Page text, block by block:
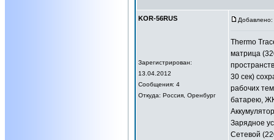
KOR-56RUS
Зарегистрирован:
13.04.2012
Сообщения: 4
Откуда: Россия, Оренбург
Thermo
матрица
30 сек)
рабочих
батарею,
Зарядное
Сетевой